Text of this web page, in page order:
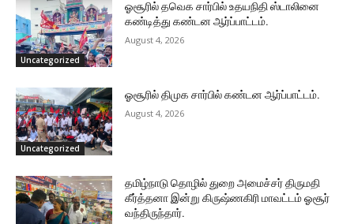
Uncategorized
ஓசூரில் தவெக சார்பில் உதயநிதி ஸ்டாலினை
கண்டித்து கண்டன ஆர்ப்பாட்டம்.
August 4, 2026
Uncategorized
ஓசூரில் திமுக சார்பில் கண்டன ஆர்ப்பாட்டம்.
August 4, 2026
தமிழ்நாடு தொழில் துறை அமைச்சர் திருமதி
கீர்த்தனா இன்று கிருஷ்ணகிரி மாவட்டம் ஓசூர்
வந்திருந்தார்.